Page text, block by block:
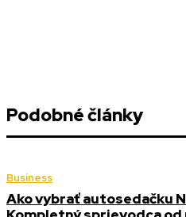
Podobné články
Business
Ako vybrať autosedačku